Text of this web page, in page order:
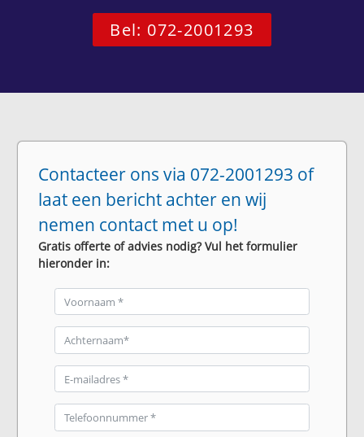
Bel: 072-2001293
Contacteer ons via 072-2001293 of
laat een bericht achter en wij
nemen contact met u op!
Gratis offerte of advies nodig? Vul het formulier
hieronder in: